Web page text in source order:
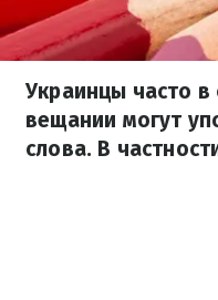
Украинцы часто
вещании могут
слова. В